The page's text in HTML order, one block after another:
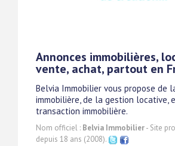
Annonces immobilières,
vente, achat, partout en
Belvia Immobilier vous propose de
immobilière, de la gestion locative,
transaction immobilière.
Nom officiel : Belvia Immobilier- Site
depuis 18 ans (2008).